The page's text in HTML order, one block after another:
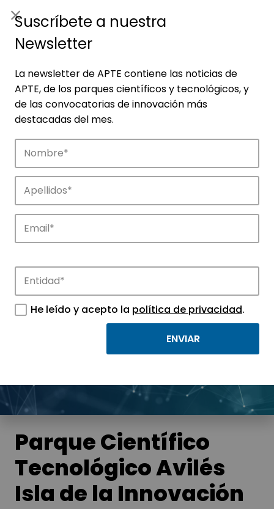
Noticias
Conoce las noticias más destacadas de
APTE y sus parques científicos y
Parque Científico
Tecnológico Avilés
Isla de la Innovación
Suscríbete a nuestra
Newsletter
La newsletter de APTE contiene las noticias de
APTE, de los parques científicos y tecnológicos, y
de las convocatorias de innovación más
destacadas del mes.
He leído y acepto la política de privacidad.